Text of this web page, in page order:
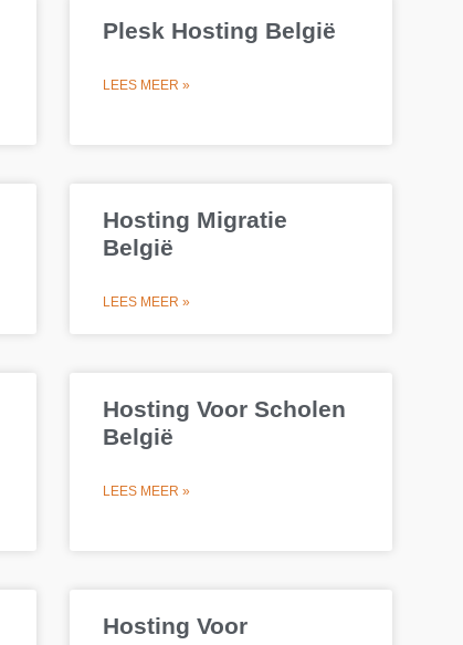
Plesk Hosting België
LEES MEER »
Hosting Migratie
België
LEES MEER »
Hosting Voor Scholen
België
LEES MEER »
Hosting Voor